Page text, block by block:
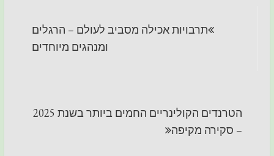
תרבויות אכילה מסביב לעולם – הרגלים
ומנהגים מיוחדים
הטרנדים הקולינריים החמים ביותר בשנת 2025
– סקירה מקיפה